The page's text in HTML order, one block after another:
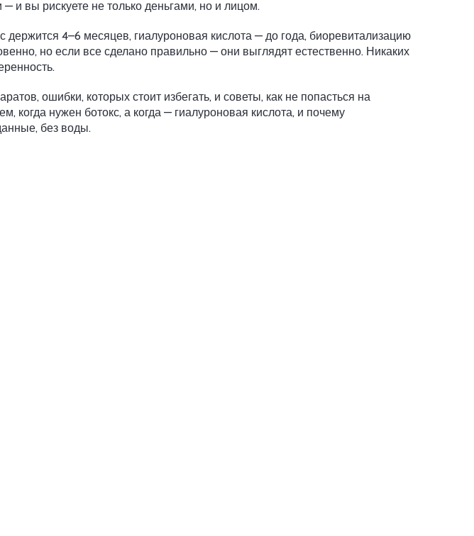
и вы рискуете не только деньгами, но и лицом.
4–6 месяцев, гиалуроновая кислота — до года, биоревитализацию
но если все сделано правильно — они выглядят естественно. Никаких
ошибки, которых стоит избегать, и советы, как не попасться на
нужен ботокс, а когда — гиалуроновая кислота, и почему
без воды.